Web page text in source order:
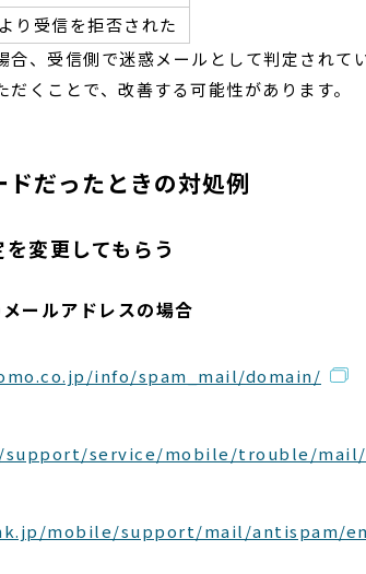
り受信を拒否された
合、受信側で迷惑メールとして判定されて
くことで、改善する可能性があります。
だったときの対処例
変更してもらう
ールアドレスの場合
info/spam_mail/domain/
support/service/mobile/trouble/
mobile/support/mail/antispam/